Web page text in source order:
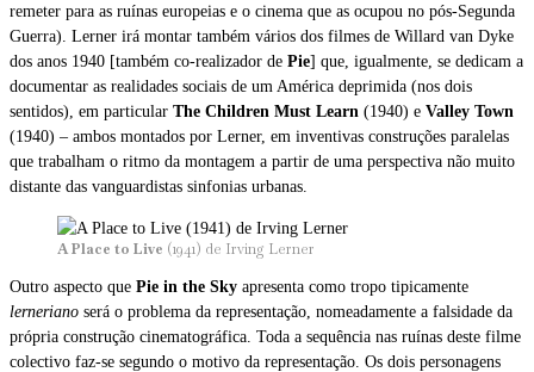
remeter para as ruínas europeias e o cinema que as ocupou no pós-Segunda
Guerra). Lerner irá montar também vários dos filmes de Willard van Dyke
dos anos 1940 [também co-realizador de Pie] que, igualmente, se dedicam a
documentar as realidades sociais de um América deprimida (nos dois
sentidos), em particular The Children Must Learn (1940) e Valley Town
(1940) – ambos montados por Lerner, em inventivas construções paralelas
que trabalham o ritmo da montagem a partir de uma perspectiva não muito
distante das vanguardistas sinfonias urbanas.
A Place to Live (1941) de Irving Lerner
Outro aspecto que Pie in the Sky apresenta como tropo tipicamente
lerneriano será o problema da representação, nomeadamente a falsidade da
própria construção cinematográfica. Toda a sequência nas ruínas deste filme
colectivo faz-se segundo o motivo da representação. Os dois personagens